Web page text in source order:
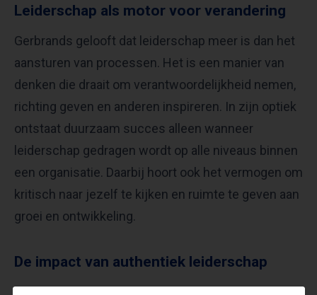
Leiderschap als motor voor verandering
Gerbrands gelooft dat leiderschap meer is dan het
aansturen van processen. Het is een manier van
denken die draait om verantwoordelijkheid nemen,
richting geven en anderen inspireren. In zijn optiek
ontstaat duurzaam succes alleen wanneer
leiderschap gedragen wordt op alle niveaus binnen
een organisatie. Daarbij hoort ook het vermogen om
kritisch naar jezelf te kijken en ruimte te geven aan
groei en ontwikkeling.
De impact van authentiek leiderschap
Volgens Gerbrands maakt authentiek leiderschap